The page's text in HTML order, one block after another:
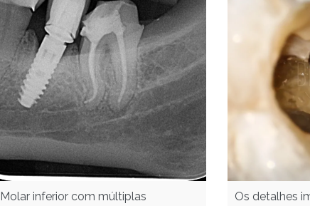
Molar inferior com múltiplas
Os detalhes